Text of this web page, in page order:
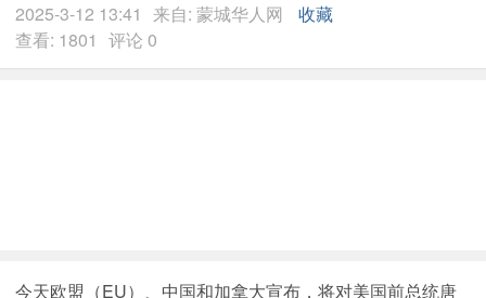
2025-3-12 13:41 来自: 蒙城华人网
收藏
查看: 1801 评论 0
今天欧盟（EU）、中国和加拿大宣布，将对美国前总统唐